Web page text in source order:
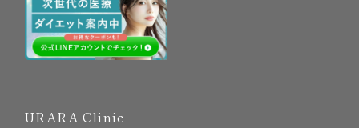
URARA Clinic